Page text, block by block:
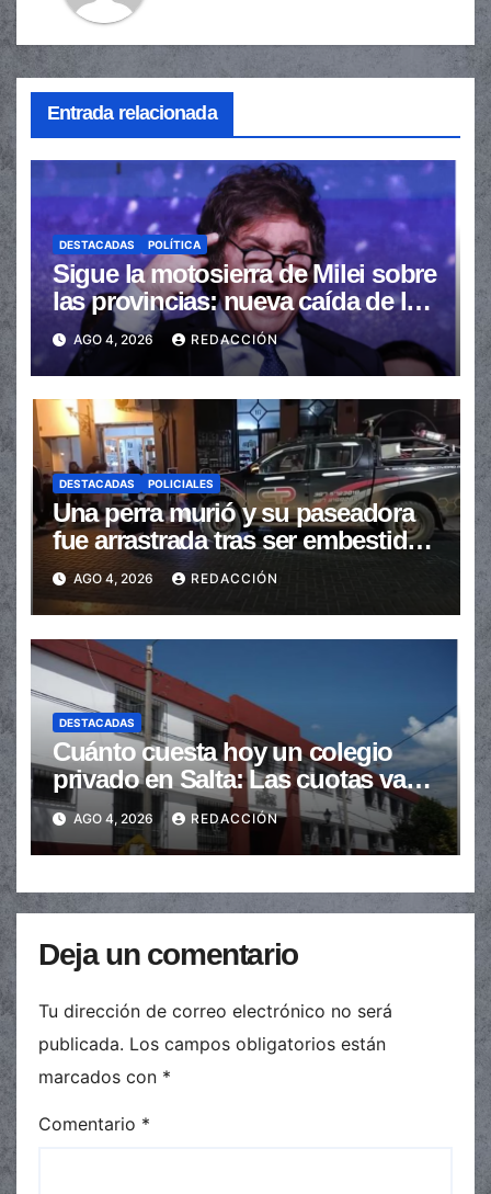
Entrada relacionada
DESTACADAS POLÍTICA
Sigue la motosierra de Milei sobre
las provincias: nueva caída de las
transferencias no automáticas
AGO 4, 2026 REDACCIÓN
DESTACADAS POLICIALES
Una perra murió y su paseadora
fue arrastrada tras ser embestidas
en la senda peatonal
AGO 4, 2026 REDACCIÓN
DESTACADAS
Cuánto cuesta hoy un colegio
privado en Salta: Las cuotas van
de $110.000 a más de $600.000
AGO 4, 2026 REDACCIÓN
Deja un comentario
Tu dirección de correo electrónico no será
publicada. Los campos obligatorios están
marcados con *
Comentario *